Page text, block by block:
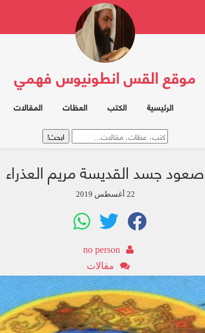
موقع القس انطونيوس فهمي
الرئيسية الكتب العظات المقالات
صعود جسد القديسة مريم العذراء
22 أغسطس 2019
no person
مقالات